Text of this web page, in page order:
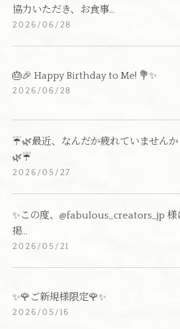
協力いただき、お食事...
2026/06/28
🎂🎉 Happy Birthday to Me! 💐✨
2026/06/28
☔️🌿最近、なんだか疲れていませんか
🌿☔️
2026/05/27
✨この度、@fabulous_creators_jp 様
掲...
2026/05/21
✨🌹ご新規様限定🌹✨
2026/05/16